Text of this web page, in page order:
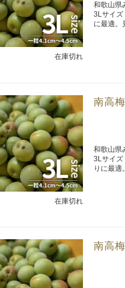
在庫切れ
和歌山県
3Lサイズ
に最適。
在庫切れ
南高
和歌山県
3Lサイズ
りに最適
南高